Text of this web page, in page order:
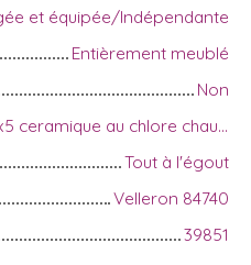
et équipée/Indépendante
Entièrement meublé
Non
10x5 ceramique au chlore chauffée
Tout à l'égout
Velleron 84740
39851